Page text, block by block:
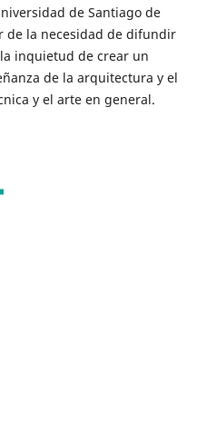
de Santiago de
de la necesidad de difundir
inquietud de crear un
de la arquitectura y el
y el arte en general.